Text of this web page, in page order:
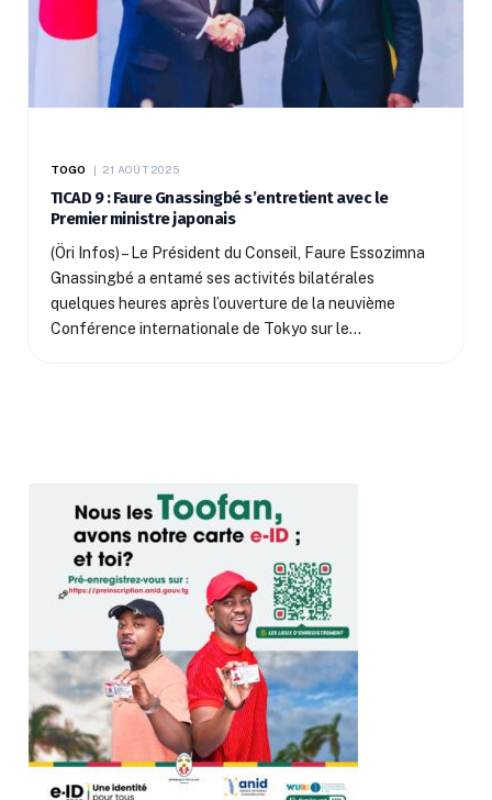
TOGO 21 AOÛT 2025
TICAD 9 : Faure Gnassingbé s’entretient avec le
Premier ministre japonais
(Öri Infos) – Le Président du Conseil, Faure Essozimna
Gnassingbé a entamé ses activités bilatérales
quelques heures après l’ouverture de la neuvième
Conférence internationale de Tokyo sur le…